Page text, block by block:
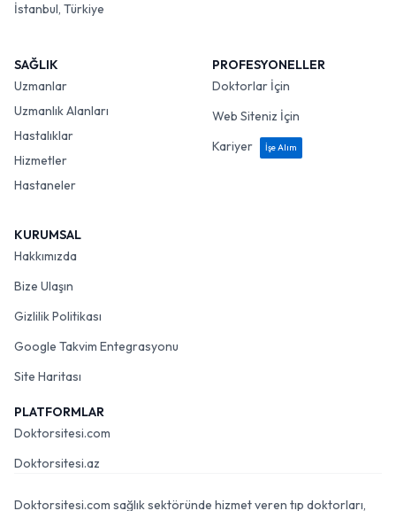
İstanbul, Türkiye
SAĞLIK
Uzmanlar
Uzmanlık Alanları
Hastalıklar
Hizmetler
Hastaneler
PROFESYONELLER
Doktorlar İçin
Web Siteniz İçin
Kariyer
İşe Alım
KURUMSAL
Hakkımızda
Bize Ulaşın
Gizlilik Politikası
Google Takvim Entegrasyonu
Site Haritası
PLATFORMLAR
Doktorsitesi.com
Doktorsitesi.az
Doktorsitesi.com sağlık sektöründe hizmet veren tıp doktorları,